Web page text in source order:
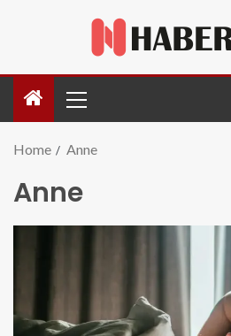
Home Anne
Anne